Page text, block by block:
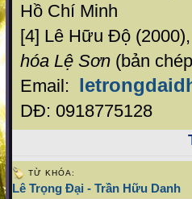
Hồ Chí Minh
[4] Lê Hữu Độ (2000),
hóa Lệ Sơn (bản
Email:
DĐ: 0918775128
TỪ KHÓA:
Lê Trọng Đại - Trần Hữu Danh